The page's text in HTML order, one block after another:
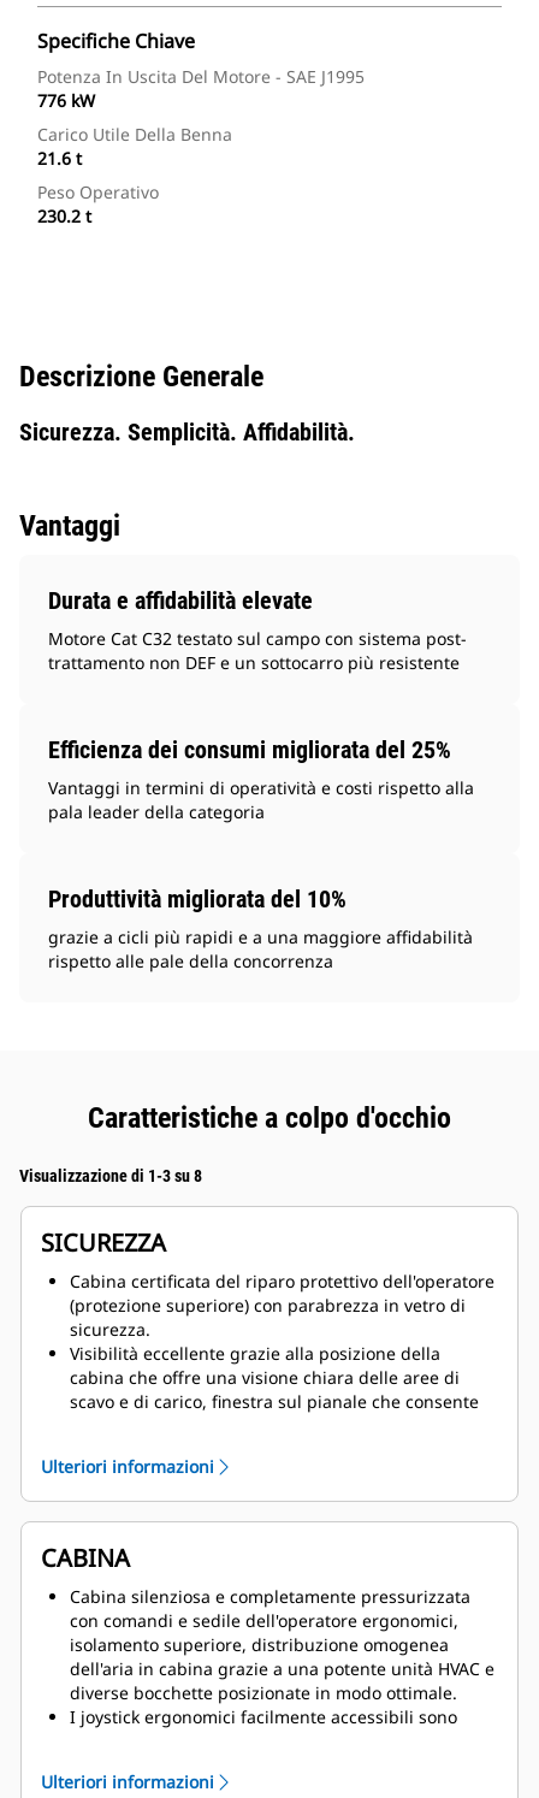
Specifiche Chiave
Potenza In Uscita Del Motore - SAE J1995
776 kW
Carico Utile Della Benna
21.6 t
Peso Operativo
230.2 t
Descrizione Generale
Sicurezza. Semplicità. Affidabilità.
Vantaggi
Durata e affidabilità elevate
Motore Cat C32 testato sul campo con sistema post-
trattamento non DEF e un sottocarro più resistente
Efficienza dei consumi migliorata del 25%
Vantaggi in termini di operatività e costi rispetto alla
pala leader della categoria
Produttività migliorata del 10%
grazie a cicli più rapidi e a una maggiore affidabilità
rispetto alle pale della concorrenza
Caratteristiche a colpo d'occhio
Visualizzazione di 1-3 su 8
SICUREZZA
Cabina certificata del riparo protettivo dell'operatore
(protezione superiore) con parabrezza in vetro di
sicurezza.
Visibilità eccellente grazie alla posizione della
cabina che offre una visione chiara delle aree di
scavo e di carico, finestra sul pianale che consente
Molteplici interruttori di arresto di emergenza,
incluso un interruttore a fune accessibile da terra.
Ingresso e uscita più sicuri con ampie pedane
antiscivolo, scale a 45 gradi retrattili e tre vie di
uscita rapide in caso di emergenza.
Manutenzione in sicurezza con interruttore di blocco
del dispositivo di avviamento e isolamento della
batteria dotato di blocco, oltre all'accesso sicuro ai
componenti del modulo di potenza dalla piattaforma
della macchina e contrappeso.
Ulteriori informazioni
CABINA
Cabina silenziosa e completamente pressurizzata
con comandi e sedile dell'operatore ergonomici,
isolamento superiore, distribuzione omogenea
dell'aria in cabina grazie a una potente unità HVAC e
diverse bocchette posizionate in modo ottimale.
I joystick ergonomici facilmente accessibili sono
evitano la presenta di tubazioni idrauliche in cabina.
Ulteriori informazioni